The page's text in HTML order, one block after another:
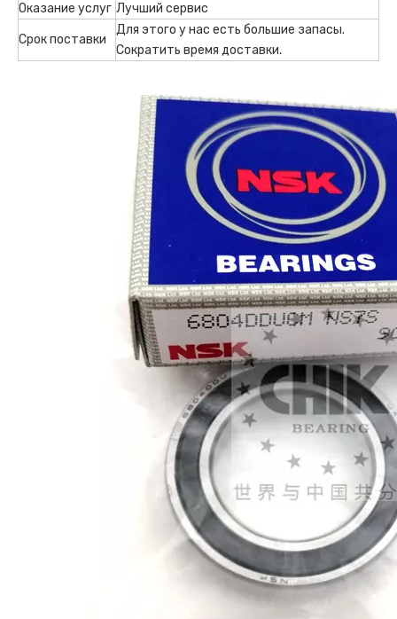
Оказание услуг Лучший сервис
Срок поставки
Для этого у нас есть большие запасы.
Сократить время доставки.